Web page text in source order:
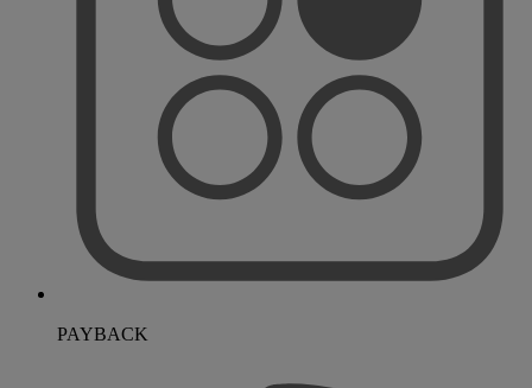
PAYBACK